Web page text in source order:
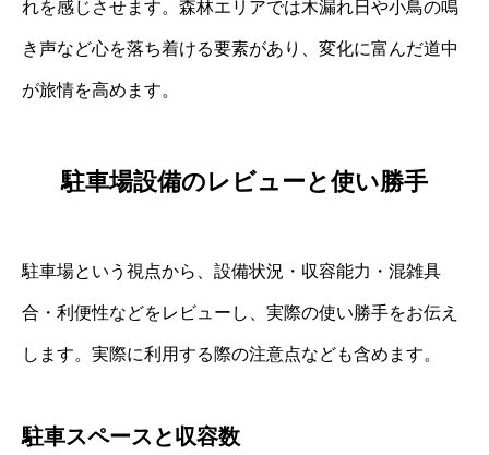
れを感じさせます。森林エリアでは木漏れ日や小鳥の鳴
き声など心を落ち着ける要素があり、変化に富んだ道中
が旅情を高めます。
駐車場設備のレビューと使い勝手
駐車場という視点から、設備状況・収容能力・混雑具
合・利便性などをレビューし、実際の使い勝手をお伝え
します。実際に利用する際の注意点なども含めます。
駐車スペースと収容数